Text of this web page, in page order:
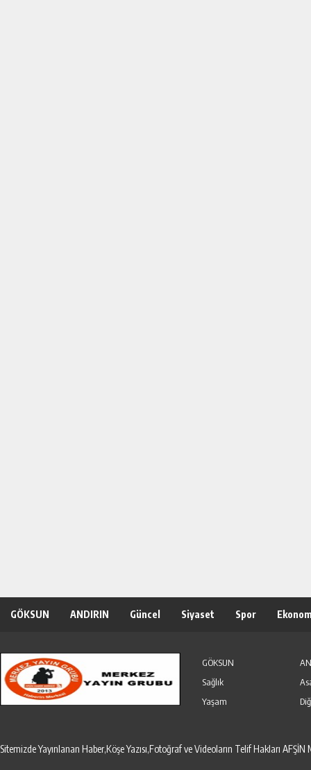
GÖKSUN ANDIRIN Güncel Siyaset Spor
GÖKSUN
Sağlık
Yaşam
Sitemizde Yayınlanan Haber,Köşe Yazısı,Fotoğraf ve Videoların Telif Hakları